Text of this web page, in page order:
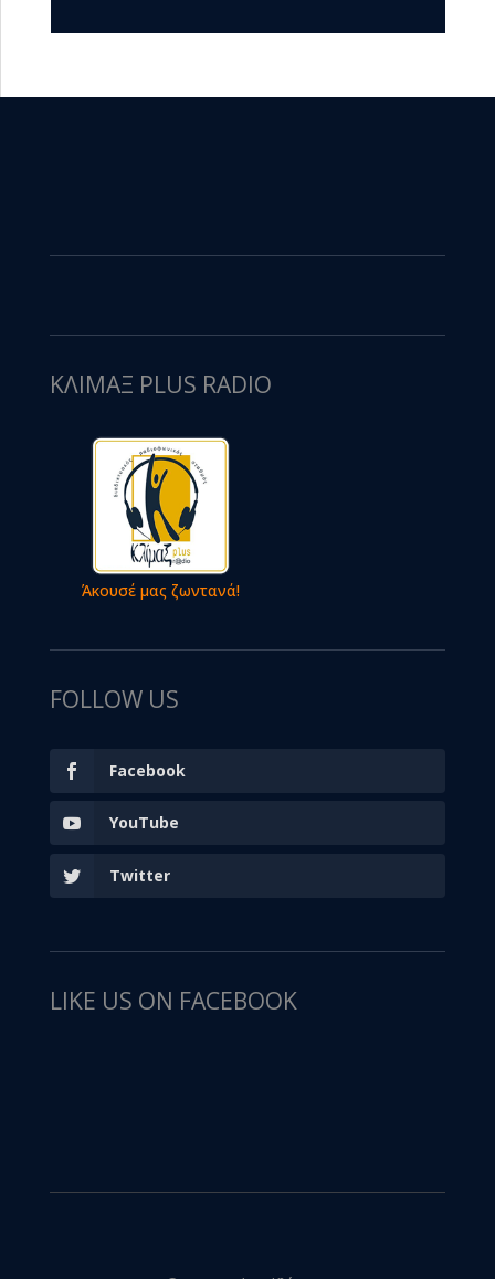
ΚΛΙΜΑΞ PLUS RADIO
Άκουσέ μας ζωντανά!
FOLLOW US
Facebook
YouTube
Twitter
LIKE US ON FACEBOOK